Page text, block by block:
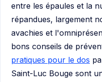
entre les épaules et la
répandues, largement
avachies et
bons conseils de
pratiques pour le dos
Saint-Luc Bouge sont